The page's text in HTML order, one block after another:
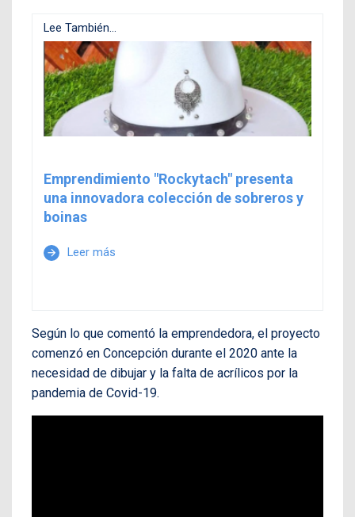
Lee También...
Emprendimiento "Rockytach" presenta
una innovadora colección de sobreros y
boinas
arrow_forward Leer más
Según lo que comentó la emprendedora, el proyecto
comenzó en Concepción durante el 2020 ante la
necesidad de dibujar y la falta de acrílicos por la
pandemia de Covid-19.